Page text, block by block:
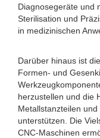
Diagnosegeräte und
Sterilisation und
in medizinischen
Darüber hinaus ist
Formen- und
herzustellen und die
Metallstanzteilen
unterstützen. Die
CNC-Maschinen